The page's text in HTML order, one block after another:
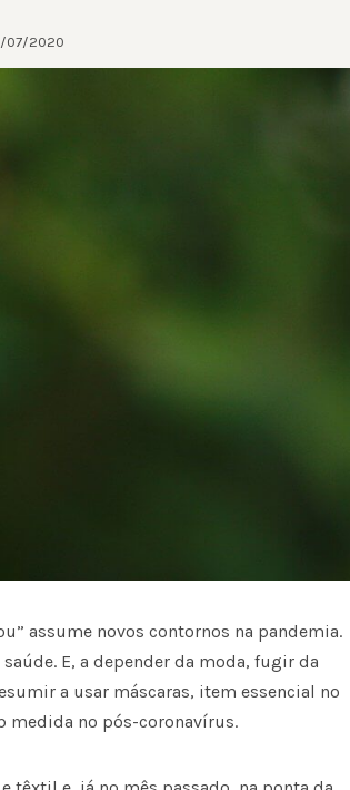
07/2020
assume novos contornos na pandemia.
E, a depender da moda, fugir da
a usar máscaras, item essencial no
medida no pós-coronavírus.